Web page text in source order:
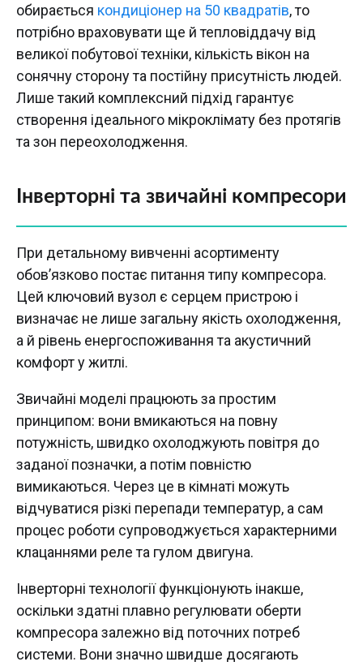
обирається кондиціонер на 50 квадратів, то
потрібно враховувати ще й тепловіддачу від
великої побутової техніки, кількість вікон на
сонячну сторону та постійну присутність людей.
Лише такий комплексний підхід гарантує
створення ідеального мікроклімату без протягів
та зон переохолодження.
Інверторні та звичайні компресори
При детальному вивченні асортименту
обов’язково постає питання типу компресора.
Цей ключовий вузол є серцем пристрою і
визначає не лише загальну якість охолодження,
а й рівень енергоспоживання та акустичний
комфорт у житлі.
Звичайні моделі працюють за простим
принципом: вони вмикаються на повну
потужність, швидко охолоджують повітря до
заданої позначки, а потім повністю
вимикаються. Через це в кімнаті можуть
відчуватися різкі перепади температур, а сам
процес роботи супроводжується характерними
клацаннями реле та гулом двигуна.
Інверторні технології функціонують інакше,
оскільки здатні плавно регулювати оберти
компресора залежно від поточних потреб
системи. Вони значно швидше досягають